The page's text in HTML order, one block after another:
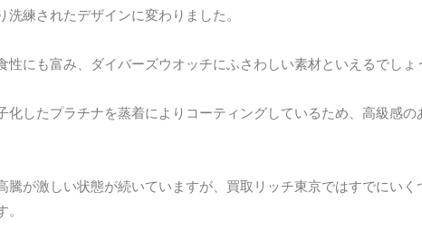
洗練されたデザインに変わりました。
性にも富み、ダイバーズウオッチにふさわしい素材といえるでしょ
化したプラチナを蒸着によりコーティングしているため、高級感の
騰が激しい状態が続いていますが、買取リッチ東京ではすでにいく